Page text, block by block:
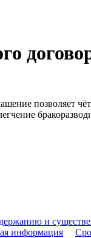
позволяет
и
информация